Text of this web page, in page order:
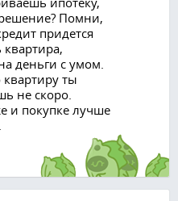
Помни,
придется
квартира,
деньги с умом.
ты
не скоро.
и покупке лучше